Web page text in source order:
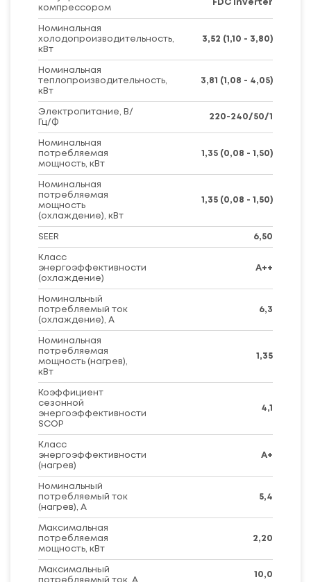
компрессором
FDC Inverter
Номинальная
холодопроизводительность,
кВт
3,52 (1,10 - 3,80)
Номинальная
теплопроизводительность,
кВт
3,81 (1,08 - 4,05)
Электропитание, В/
Гц/Ф
220-240/50/1
Номинальная
потребляемая
мощность, кВт
1,35 (0,08 - 1,50)
Номинальная
потребляемая
мощность
(охлаждение), кВт
1,35 (0,08 - 1,50)
SEER 6,50
Класс
энергоэффективности
(охлаждение)
А++
Номинальный
потребляемый ток
(охлаждение), А
6,3
Номинальная
потребляемая
мощность (нагрев),
кВт
1,35
Коэффициент
сезонной
энергоэффективности
SCOP
4,1
Класс
энергоэффективности
(нагрев)
A+
Номинальный
потребляемый ток
(нагрев), А
5,4
Максимальная
потребляемая
мощность, кВт
2,20
Максимальный
потребляемый ток, А
10,0